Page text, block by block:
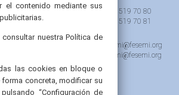
91 519 70 80
91 519 70 81
semi@fesemi.org
femi@fesemi.org
el contenido mediante sus
nuestra Política de
las cookies en bloque o
concreta, modificar su
“Configuración de